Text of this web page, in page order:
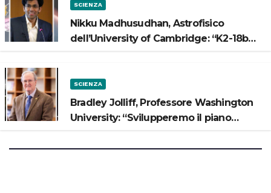
SCIENZA
Nikku Madhusudhan, Astrofisico
dell’University of Cambridge: “K2-18b
SCIENZA
Bradley Jolliff, Professore Washington
University: “Svilupperemo il piano